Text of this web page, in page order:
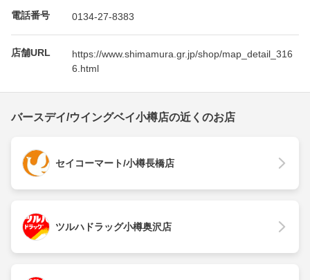
電話番号 0134-27-8383
店舗URL
https://www.shimamura.gr.jp/shop/map_detail_316
6.html
バースデイ/ウイングベイ小樽店の近くのお店
セイコーマート/小樽長橋店
ツルハドラッグ小樽奥沢店